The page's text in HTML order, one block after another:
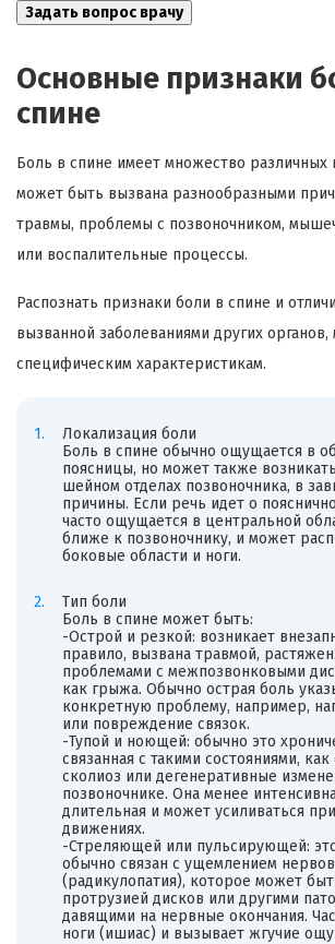
Основные признаки
спине
Боль в спине имеет множество различных
может быть вызвана разнообразными
травмы, проблемы с позвоночником,
или воспалительные процессы.
Распознать признаки боли в спине и
вызванной заболеваниями других
специфическим характеристикам.
Локализация боли
Боль в спине обычно ощущается в
поясницы, но может также
шейном отделах позвоночника, в
причины. Если речь идет о
часто ощущается в центральной
ближе к позвоночнику, и может
боковые области и ноги.
Тип боли
Боль в спине может быть:
-Острой и резкой: возникает
правило, вызвана травмой,
проблемами с межпозвонковыми
как грыжа. Обычно острая боль
конкретную проблему, например,
или повреждение связок.
-Тупой и ноющей: обычно это
связанная с такими состояниями,
сколиоз или дегенеративные
позвоночнике. Она менее
длительная и может усиливаться
движениях.
-Стреляющей или пульсирующей:
обычно связан с ущемлением
(радикулопатия), которое может
протрузией дисков или другими
давящими на нервные окончания.
ноги (ишиас) и вызывает жгучие